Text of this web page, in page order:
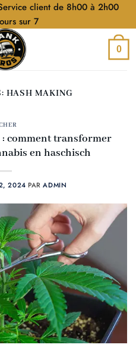
client de 8h00 à 2h00
sur 7
0
HASH MAKING
comment transformer
en haschisch
2024 PARADMIN